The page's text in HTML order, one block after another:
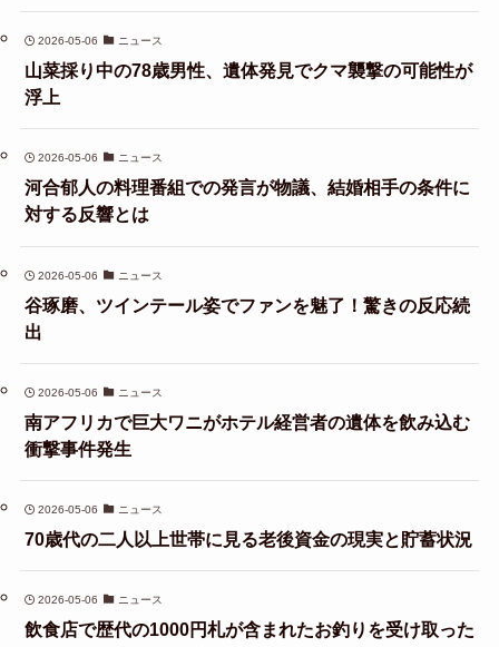
2026-05-06 ニュース
山菜採り中の78歳男性、遺体発見でクマ襲撃の可能性が
浮上
2026-05-06 ニュース
河合郁人の料理番組での発言が物議、結婚相手の条件に
対する反響とは
2026-05-06 ニュース
谷琢磨、ツインテール姿でファンを魅了！驚きの反応続
出
2026-05-06 ニュース
南アフリカで巨大ワニがホテル経営者の遺体を飲み込む
衝撃事件発生
2026-05-06 ニュース
70歳代の二人以上世帯に見る老後資金の現実と貯蓄状況
2026-05-06 ニュース
飲食店で歴代の1000円札が含まれたお釣りを受け取った